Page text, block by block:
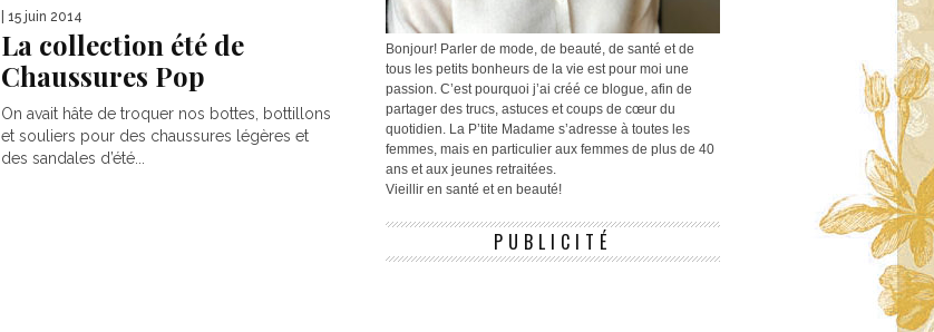
| 15 juin 2014
La collection été de
Chaussures Pop
On avait hâte de troquer nos bottes, bottillons
et souliers pour des chaussures légères et
des sandales d’été...
Bonjour! Parler de mode, de beauté, de santé et de
tous les petits bonheurs de la vie est pour moi une
passion. C’est pourquoi j’ai créé ce blogue, afin de
partager des trucs, astuces et coups de cœur du
quotidien. La P’tite Madame s’adresse à toutes les
femmes, mais en particulier aux femmes de plus de 40
ans et aux jeunes retraitées.
Vieillir en santé et en beauté!
PUBLICITÉ